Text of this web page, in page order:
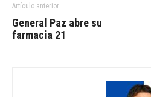
Artículo anterior
General Paz abre su
farmacia 21